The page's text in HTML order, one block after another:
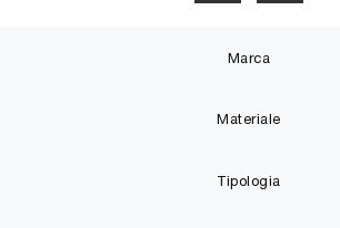
Marca
Materiale
Tipologia